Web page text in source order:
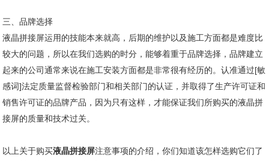
三、品牌选择
液晶拼接屏运用的技能本来就高，后期的维护以及施工方面都是难度比
较大的问题，所以在我们选购的时分，能够着重于品牌选择，品牌建立
起来的公司通常来说在施工安装方面都是非常很有经历的。认准通过[敏
感词]法定质量监督检验部门和相关部门的认证，并取得了生产许可证和
销售许可证的品牌产品，因为只有这样，才能保证我们所购买的液晶拼
接屏的质量和技术过关。
以上关于购买液晶拼接屏注意事项的介绍，你们知道该怎样选购它们了